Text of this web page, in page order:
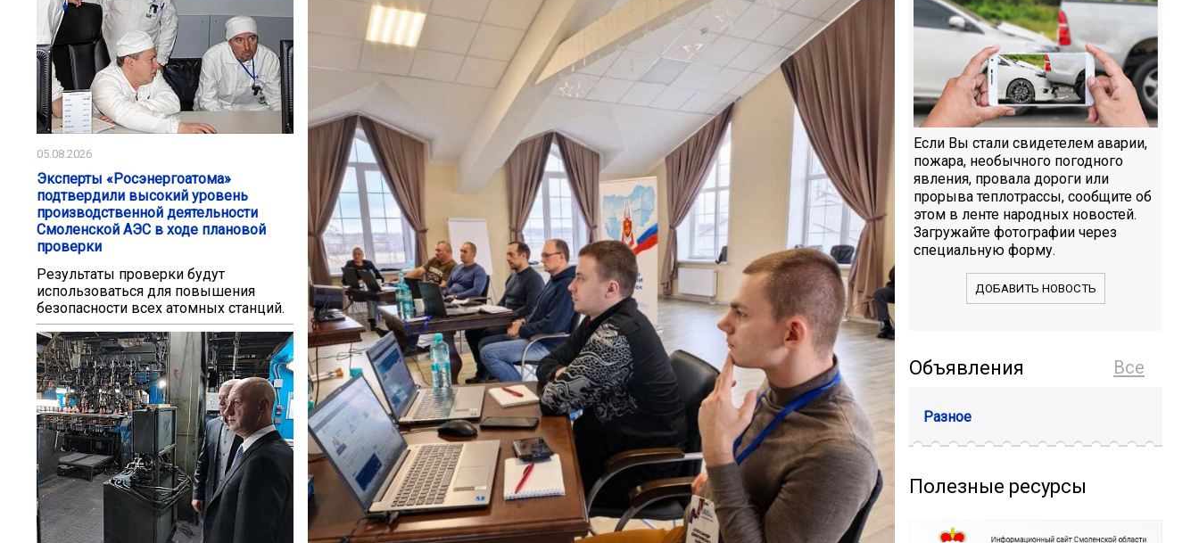
05.08.2026
Эксперты «Росэнергоатома»
подтвердили высокий уровень
производственной деятельности
Смоленской АЭС в ходе плановой
проверки
Результаты проверки будут
использоваться для повышения
безопасности всех атомных станций.
Если Вы стали свидетелем аварии,
пожара, необычного погодного
явления, провала дороги или
прорыва теплотрассы, сообщите об
этом в ленте народных новостей.
Загружайте фотографии через
специальную форму.
ДОБАВИТЬ НОВОСТЬ
Все
Объявления
Разное
Полезные ресурсы